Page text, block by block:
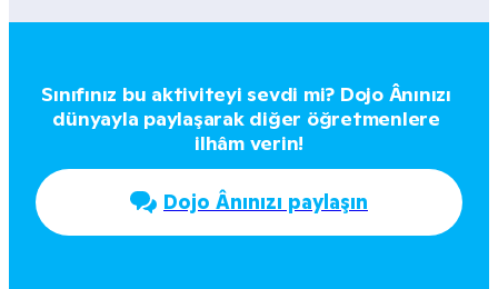
Sınıfınız bu aktiviteyi sevdi mi? Dojo Ânınızı
dünyayla paylaşarak diğer öğretmenlere
ilhâm verin!
Dojo Ânınızı paylaşın